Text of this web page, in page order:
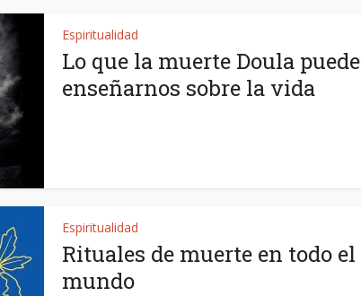
Espiritualidad
Lo que la muerte Doula puede
enseñarnos sobre la vida
Espiritualidad
Rituales de muerte en todo el
mundo